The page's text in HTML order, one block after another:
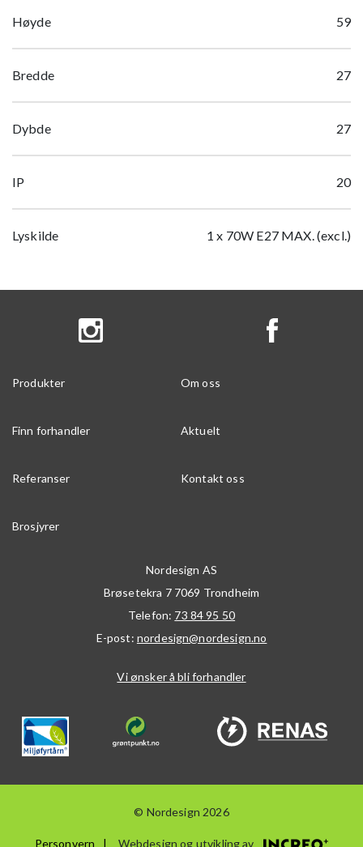
Høyde 59
Bredde 27
Dybde 27
IP 20
Lyskilde 1 x 70W E27 MAX. (excl.)
Produkter Om oss
Finn forhandler Aktuelt
Referanser Kontakt oss
Brosjyrer
Nordesign AS
Brøsetekra 7 7069 Trondheim
Telefon: 73 84 95 50
E-post: nordesign@nordesign.no
Vi ønsker å bli forhandler
© Nordesign 2026
Personvern Webdesign og utvikling av